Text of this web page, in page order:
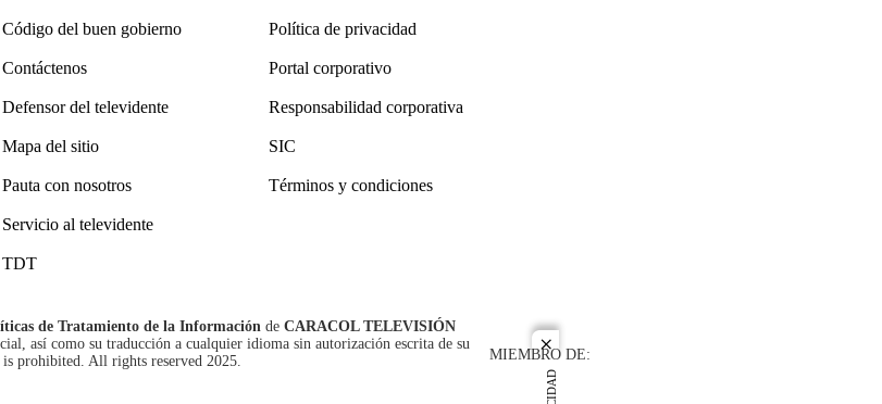
close
Código del buen gobierno
Contáctenos
Defensor del televidente
Mapa del sitio
Pauta con nosotros
Servicio al televidente
TDT
Política de privacidad
Portal corporativo
Responsabilidad corporativa
SIC
Términos y condiciones
de Tratamiento de la Información de CARACOL TELEVISIÓN
así como su traducción a cualquier idioma sin autorización escrita de su
prohibited. All rights reserved 2025.
MIEMBRO DE: